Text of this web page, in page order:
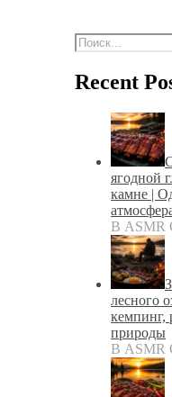
Recent
ягодной
камне |
В ASMR
лесного
кемпинг,
природы
В ASMR